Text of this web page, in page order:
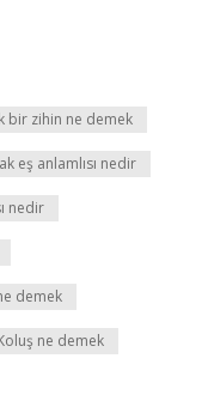
bir zihin ne demek
eş anlamlısı nedir
nedir
demek
ne demek